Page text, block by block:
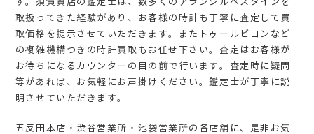
取扱ってきた経験があり、お客様の時計も丁寧に査定して買
取価格を提示させていただきます。またトゥールビヨンなど
の複雑機構つきの時計買取もお任せ下さい。査定はお客様が
お待ちになるカウンターの目の前で行います。査定時に疑問
等があれば、お気軽にお声掛けください。鑑定士が丁寧に説
明させていただきます。
五反田本店・渋谷営業所・池袋営業所の各店舗に、是非お気